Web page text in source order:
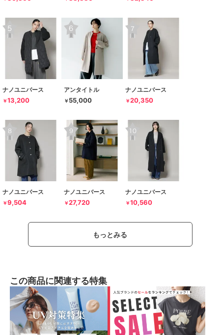
ナノユニバース
￥13,200
アンタイトル
￥ 55,000
ナノユニバース
￥20,350
ナノユニバース
￥9,504
ナノユニバース
￥27,720
ナノユニバース
￥10,560
もっとみる
この商品に関連する特集